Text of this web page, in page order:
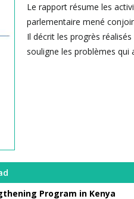
Le rapport résume les
parlementaire mené
Il décrit les progrès
souligne les problèmes qui
Program in Kenya